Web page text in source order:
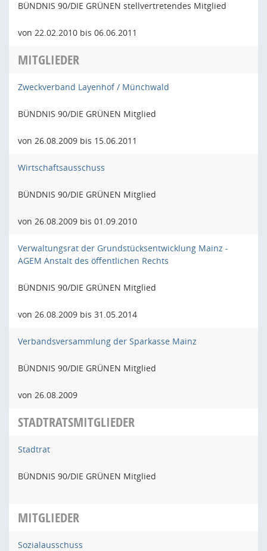
BÜNDNIS 90/DIE GRÜNEN stellvertretendes Mitglied
von 22.02.2010 bis 06.06.2011
MITGLIEDER
Zweckverband Layenhof / Münchwald
BÜNDNIS 90/DIE GRÜNEN Mitglied
von 26.08.2009 bis 15.06.2011
Wirtschaftsausschuss
BÜNDNIS 90/DIE GRÜNEN Mitglied
von 26.08.2009 bis 01.09.2010
Verwaltungsrat der Grundstücksentwicklung Mainz -
AGEM Anstalt des öffentlichen Rechts
BÜNDNIS 90/DIE GRÜNEN Mitglied
von 26.08.2009 bis 31.05.2014
Verbandsversammlung der Sparkasse Mainz
BÜNDNIS 90/DIE GRÜNEN Mitglied
von 26.08.2009
STADTRATSMITGLIEDER
Stadtrat
BÜNDNIS 90/DIE GRÜNEN Mitglied
MITGLIEDER
Sozialausschuss